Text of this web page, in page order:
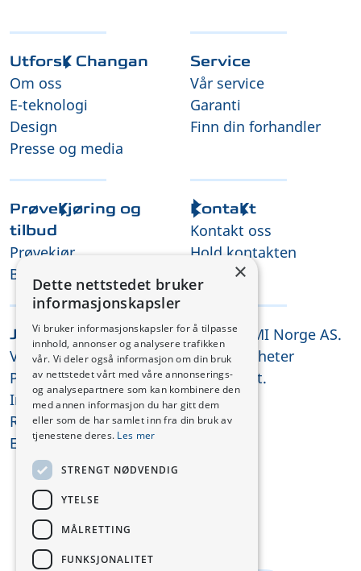
Utforsk Changan
Om oss
E-teknologi
Design
Presse og media
Service
Vår service
Garanti
Finn din forhandler
Prøvekjøring og
tilbud
Prøvekjør
Be om tilbud
Kontakt
Kontakt oss
Hold kontakten
Juridisk
Vilkår og betingelser
Personvernerklæring
Informasjonskapsler
REACH-samsvar
ESG
© 2026 CMI Norge AS.
Alle rettigheter
forbeholdt.
×
Dette nettstedet bruker
informasjonskapsler
Vi bruker informasjonskapsler for å tilpasse
innhold, annonser og analysere trafikken
vår. Vi deler også informasjon om din bruk
av nettstedet vårt med våre annonserings-
og analysepartnere som kan kombinere den
med annen informasjon du har gitt dem
eller som de har samlet inn fra din bruk av
tjenestene deres. Les mer
STRENGT NØDVENDIG
YTELSE
MÅLRETTING
FUNKSJONALITET